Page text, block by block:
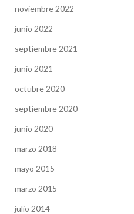
noviembre 2022
junio 2022
septiembre 2021
junio 2021
octubre 2020
septiembre 2020
junio 2020
marzo 2018
mayo 2015
marzo 2015
julio 2014